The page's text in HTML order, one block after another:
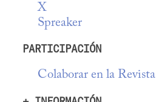
X
Spreaker
PARTICIPACIÓN
Colaborar en la Revista